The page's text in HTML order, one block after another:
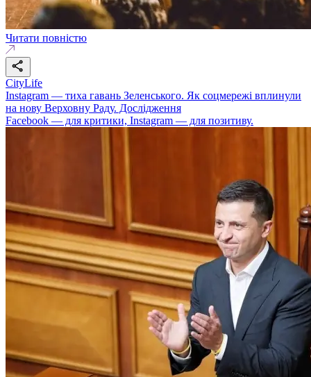
Читати повністю
CityLife
Instagram — тиха гавань Зеленського. Як соцмережі вплинули
на нову Верховну Раду. Дослідження
Facebook — для критики, Instagram — для позитиву.